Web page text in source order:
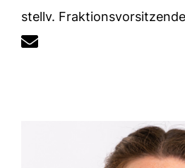
stellv. Fraktionsvorsitzende